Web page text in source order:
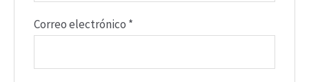
Correo electrónico *